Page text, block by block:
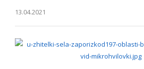
13.04.2021